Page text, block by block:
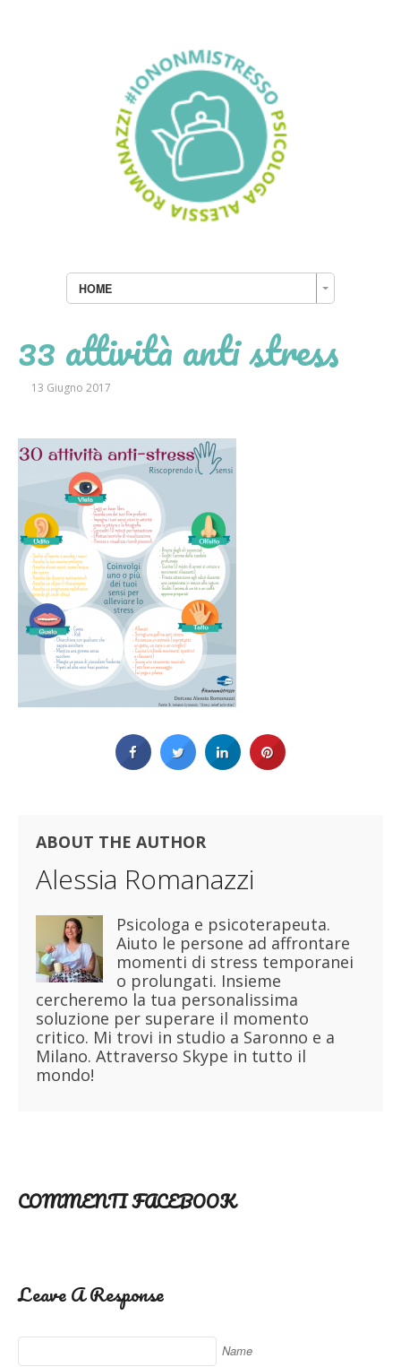
HOME
33 attività anti stress
13 Giugno 2017
ABOUT THE AUTHOR
Alessia Romanazzi
Psicologa e psicoterapeuta.
Aiuto le persone ad affrontare
momenti di stress temporanei
o prolungati. Insieme
cercheremo la tua personalissima
soluzione per superare il momento
critico. Mi trovi in studio a Saronno e a
Milano. Attraverso Skype in tutto il
mondo!
COMMENTI FACEBOOK
Leave A Response
Name